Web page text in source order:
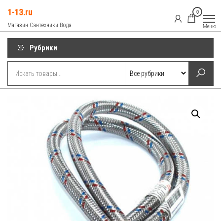
содержимому
1-13.ru
Магазин Сантехники Вода
0
Меню
Рубрики